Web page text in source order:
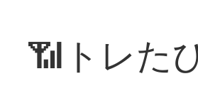
📶トレた